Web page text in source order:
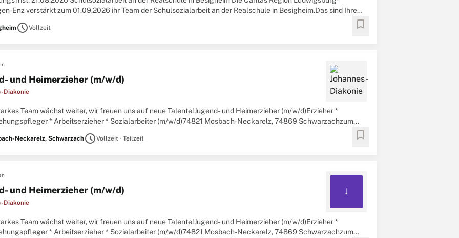
Enz verstärkt zum 01.09.2026 ihr Team der Schulsozialarbeit an der Realschule in Besigheim.Das sind Ihre
scheduleVollzeit bookmark
und Heimerzieher (m/w/d)
Diakonie
Team wächst weiter, wir freuen uns auf neue Talente!Jugend- und Heimerzieher (m/w/d)Erzieher *
* Arbeitserzieher * Sozialarbeiter (m/w/d)74821 Mosbach-Neckarelz, 74869 Schwarzachzum
Neckarelz, SchwarzachscheduleVollzeit · Teilzeit bookmark
und Heimerzieher (m/w/d)
Diakonie
J
Team wächst weiter, wir freuen uns auf neue Talente!Jugend- und Heimerzieher (m/w/d)Erzieher *
* Arbeitserzieher * Sozialarbeiter (m/w/d)74821 Mosbach-Neckarelz, 74869 Schwarzachzum